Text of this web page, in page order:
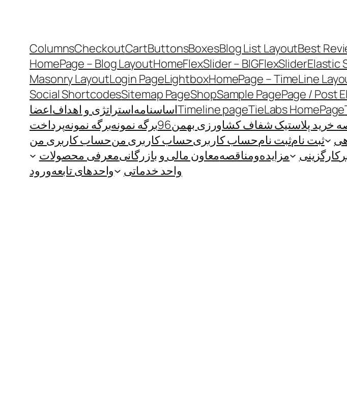
Best
Blog List Layout
Boxes
Buttons
Cart
Checkout
Columns
Elastic
FlexSlider
FlexSlider – BIG
Home
HomePage – Blog Layout
HomePage – TimeLine
Lightbox
Login Page
Masonry Layout
Page / Post
Sample Page
Shop
Sitemap Page
Social Shortcodes
TieLabs HomePage
Timeline pageاساسنامهاستراتژی و اهدافاعضا
پلاستیک شفاف کشاورزی بهمن96 برگه نمونهبرگه نمونهپرداخت
ثبت نامثبت نامحساب کاربریحساب کاربری منحساب کاربری من
کارگزینی مزایده‌و‌مناقصهمعاون مالی و بازرگانیمعرفی محصولات
واحد خدماتی
واحدهای تابعهورود